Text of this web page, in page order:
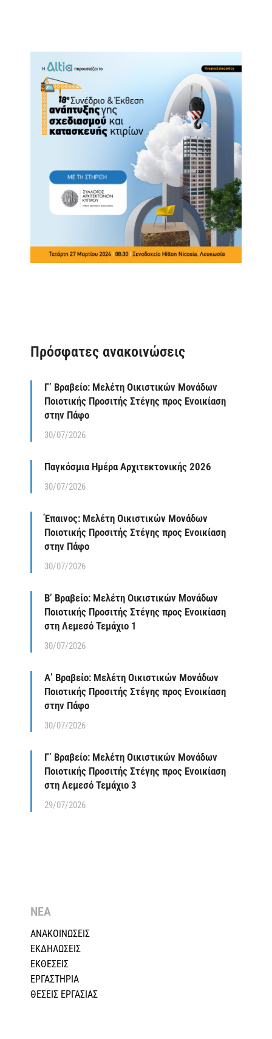
Πρόσφατες ανακοινώσεις
Γ’ Βραβείο: Μελέτη Οικιστικών Μονάδων
Ποιοτικής Προσιτής Στέγης προς Ενοικίαση
στην Πάφο
30/07/2026
Παγκόσμια Ημέρα Αρχιτεκτονικής 2026
30/07/2026
Έπαινος: Μελέτη Οικιστικών Μονάδων
Ποιοτικής Προσιτής Στέγης προς Ενοικίαση
στην Πάφο
30/07/2026
Β’ Βραβείο: Μελέτη Οικιστικών Μονάδων
Ποιοτικής Προσιτής Στέγης προς Ενοικίαση
στη Λεμεσό Τεμάχιο 1
30/07/2026
Α’ Βραβείο: Μελέτη Οικιστικών Μονάδων
Ποιοτικής Προσιτής Στέγης προς Ενοικίαση
στην Πάφο
30/07/2026
Γ’ Βραβείο: Μελέτη Οικιστικών Μονάδων
Ποιοτικής Προσιτής Στέγης προς Ενοικίαση
στη Λεμεσό Τεμάχιο 3
29/07/2026
ΝΕΑ
ΑΝΑΚΟΙΝΩΣΕΙΣ
ΕΚΔΗΛΩΣΕΙΣ
ΕΚΘΕΣΕΙΣ
ΕΡΓΑΣΤΗΡΙΑ
ΘΕΣΕΙΣ ΕΡΓΑΣΙΑΣ